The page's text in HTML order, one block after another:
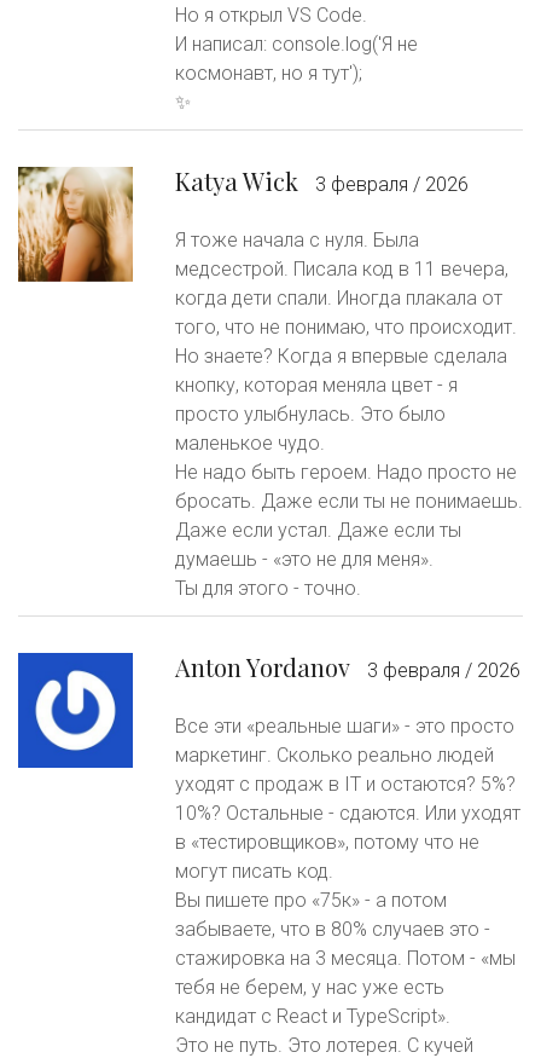
Но я открыл VS Code.
И написал: console.log('Я не
космонавт, но я тут');
✨
Katya Wick 3 февраля / 2026
Я тоже начала с нуля. Была
медсестрой. Писала код в 11 вечера,
когда дети спали. Иногда плакала от
того, что не понимаю, что происходит.
Но знаете? Когда я впервые сделала
кнопку, которая меняла цвет - я
просто улыбнулась. Это было
маленькое чудо.
Не надо быть героем. Надо просто не
бросать. Даже если ты не понимаешь.
Даже если устал. Даже если ты
думаешь - «это не для меня».
Ты для этого - точно.
Anton Yordanov 3 февраля / 2026
Все эти «реальные шаги» - это просто
маркетинг. Сколько реально людей
уходят с продаж в IT и остаются? 5%?
10%? Остальные - сдаются. Или уходят
в «тестировщиков», потому что не
могут писать код.
Вы пишете про «75к» - а потом
забываете, что в 80% случаев это -
стажировка на 3 месяца. Потом - «мы
тебя не берем, у нас уже есть
кандидат с React и TypeScript».
Это не путь. Это лотерея. С кучей